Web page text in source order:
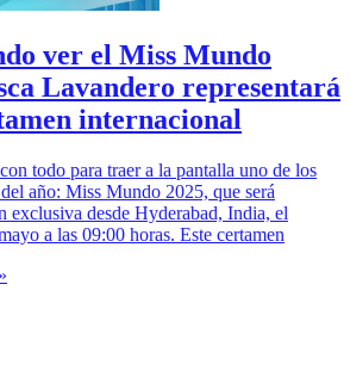
ver el Miss Mundo
Lavandero representará
internacional
todo para traer a la pantalla uno de los
año: Miss Mundo 2025, que será
exclusiva desde Hyderabad, India, el
a las 09:00 horas. Este certamen
»